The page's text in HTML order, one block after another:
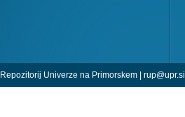
Repozitorij Univerze na Primorskem | rup@upr.si